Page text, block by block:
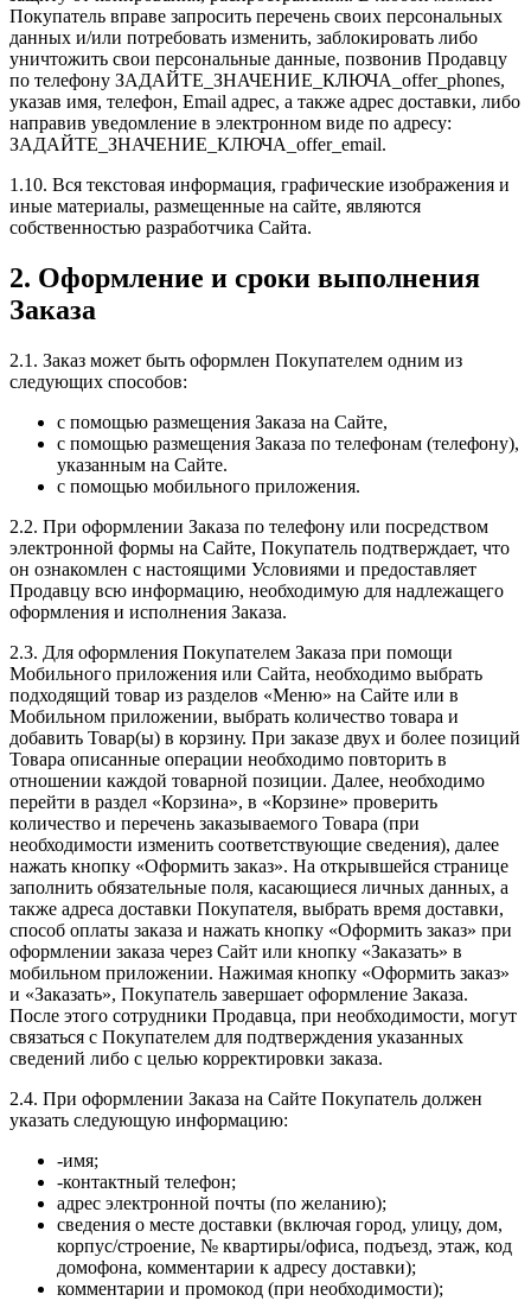
Покупатель вправе запросить перечень своих персональных
данных и/или потребовать изменить, заблокировать либо
уничтожить свои персональные данные, позвонив Продавцу
по телефону ЗАДАЙТЕ_ЗНАЧЕНИЕ_КЛЮЧА_offer_phones,
указав имя, телефон, Email адрес, а также адрес доставки, либо
направив уведомление в электронном виде по адресу:
ЗАДАЙТЕ_ЗНАЧЕНИЕ_КЛЮЧА_offer_email.
1.10. Вся текстовая информация, графические изображения и
иные материалы, размещенные на сайте, являются
собственностью разработчика Сайта.
2. Оформление и сроки выполнения
Заказа
2.1. Заказ может быть оформлен Покупателем одним из
следующих способов:
с помощью размещения Заказа на Сайте,
с помощью размещения Заказа по телефонам (телефону),
указанным на Сайте.
c помощью мобильного приложения.
2.2. При оформлении Заказа по телефону или посредством
электронной формы на Сайте, Покупатель подтверждает, что
он ознакомлен с настоящими Условиями и предоставляет
Продавцу всю информацию, необходимую для надлежащего
оформления и исполнения Заказа.
2.3. Для оформления Покупателем Заказа при помощи
Мобильного приложения или Сайта, необходимо выбрать
подходящий товар из разделов «Меню» на Сайте или в
Мобильном приложении, выбрать количество товара и
добавить Товар(ы) в корзину. При заказе двух и более позиций
Товара описанные операции необходимо повторить в
отношении каждой товарной позиции. Далее, необходимо
перейти в раздел «Корзина», в «Корзине» проверить
количество и перечень заказываемого Товара (при
необходимости изменить соответствующие сведения), далее
нажать кнопку «Оформить заказ». На открывшейся странице
заполнить обязательные поля, касающиеся личных данных, а
также адреса доставки Покупателя, выбрать время доставки,
способ оплаты заказа и нажать кнопку «Оформить заказ» при
оформлении заказа через Сайт или кнопку «Заказать» в
мобильном приложении. Нажимая кнопку «Оформить заказ»
и «Заказать», Покупатель завершает оформление Заказа.
После этого сотрудники Продавца, при необходимости, могут
связаться с Покупателем для подтверждения указанных
сведений либо с целью корректировки заказа.
2.4. При оформлении Заказа на Сайте Покупатель должен
указать следующую информацию:
-имя;
-контактный телефон;
адрес электронной почты (по желанию);
сведения о месте доставки (включая город, улицу, дом,
корпус/строение, № квартиры/офиса, подъезд, этаж, код
домофона, комментарии к адресу доставки);
комментарии и промокод (при необходимости);